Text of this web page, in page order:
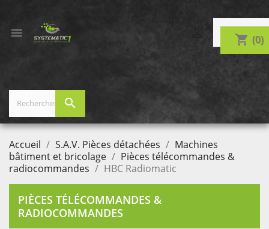
 shopping_cart (0)
search
Accueil S.A.V. Pièces détachées
Machines
bâtiment et bricolage
Pièces télécommandes &
radiocommandes
HBC Radiomatic
PIÈCES TÉLÉCOMMANDES &
RADIOCOMMANDES